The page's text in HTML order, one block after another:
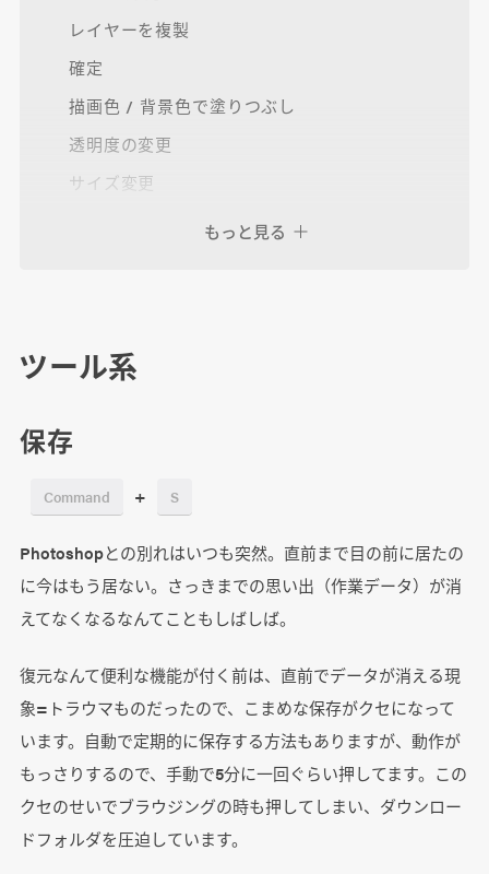
レイヤーを複製
確定
描画色 / 背景色で塗りつぶし
透明度の変更
サイズ変更
Camera Raw フィルター
グループ化
まとめ
もっと見る
ツール系
保存
Command + S
Photoshopとの別れはいつも突然。直前まで目の前に居たの
に今はもう居ない。さっきまでの思い出（作業データ）が消
えてなくなるなんてこともしばしば。
復元なんて便利な機能が付く前は、直前でデータが消える現
象=トラウマものだったので、こまめな保存がクセになって
います。自動で定期的に保存する方法もありますが、動作が
もっさりするので、手動で5分に一回ぐらい押してます。この
クセのせいでブラウジングの時も押してしまい、ダウンロー
ドフォルダを圧迫しています。